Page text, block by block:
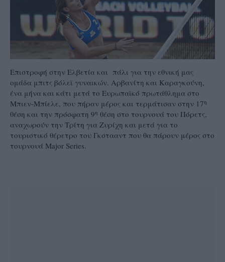
Eπιστροφή στην Ελβετία και πάλι για την εθνική μας
ομάδα μπιτς βόλεϊ γυναικών. Αρβανίτη και Καραγκούνη,
ένα μήνα και κάτι μετά το Ευρωπαϊκό πρωτάθλημα στο
Μπιεν-Μπίελε, που πήραν μέρος και τερμάτισαν στην 17η
θέση και την πρόσφατη 9η θέση στο τουρνουά του Πόρετς,
αναχωρούν την Τρίτη για Ζυρίχη και μετά για το
τουριστικό θέρετρο του Γκστααντ που θα πάρουν μέρος στο
τουρνουά Major Series.